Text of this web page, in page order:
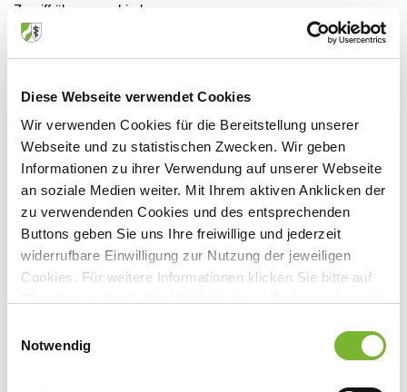
Diese Webseite verwendet Cookies
Wir verwenden Cookies für die Bereitstellung unserer
Webseite und zu statistischen Zwecken. Wir geben
Informationen zu ihrer Verwendung auf unserer Webseite
an soziale Medien weiter. Mit Ihrem aktiven Anklicken der
zu verwendenden Cookies und des entsprechenden
Buttons geben Sie uns Ihre freiwillige und jederzeit
widerrufbare Einwilligung zur Nutzung der jeweiligen
Cookies. Für weitere Informationen klicken Sie bitte auf
Datenschutzerklärung
Notwendig
Zugriff über verschiedene
Abonnementmodelle, Preise gestaffelt
von 36,00 - 499,00 Euro
Veranstaltungsort:
Springer Medizin Verlag GmbH -
Onlineveranstaltung
https://www.SpringerMedizin.de"
Mathias-Brüggen-Str. 39, 50827 Köln
Anbieter:
Ansprechpartner: